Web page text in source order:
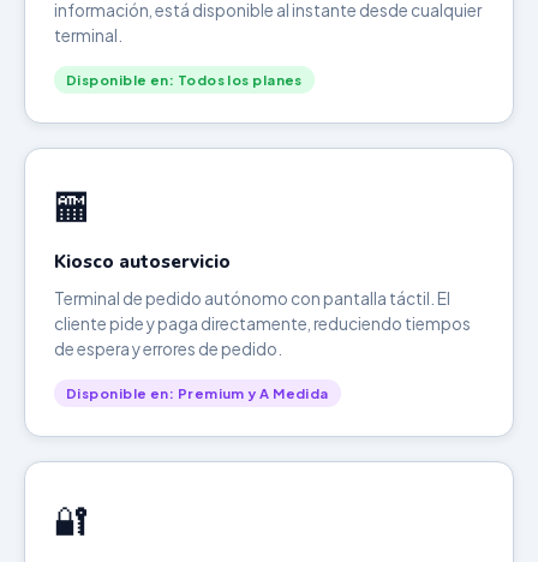
información, está disponible al instante desde cualquier
terminal.
Disponible en: Todos los planes
🏧
Kiosco autoservicio
Terminal de pedido autónomo con pantalla táctil. El
cliente pide y paga directamente, reduciendo tiempos
de espera y errores de pedido.
Disponible en: Premium y A Medida
🔐